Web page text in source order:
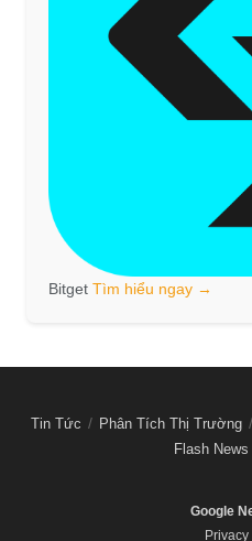
Bitget Tìm hiểu ngay →
Tin Tức Phân Tích Thị Trường
Flash News
Google